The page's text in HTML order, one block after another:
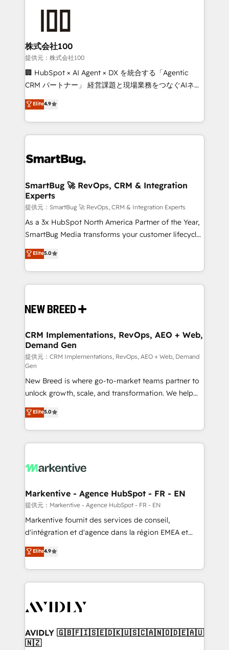
and build AI-powered workflows that drive adoption
from week one, in your time zone. What we do ➤
Onboarding: Live in weeks, with workflows built
around your business, not a template. ➤ Migration:
Move from any legacy CRM. Zero downtime, full data
run your revenue process. Sales, marketing, and
service wired together. ➤ AI and Integrations: Layer
tune-ups, feature rollouts, adoption coaching. Buying
HubSpot, switching to it, or reviving a stale portal?
We are built for the work.
株式会社100
提供元：株式会社100
🏢 HubSpot × AI Agent × DX を統合する「Agentic
CRM パートナー」 経営課題と現場業務をつなぐAIネイ
ティブ・エージェンシーとして、HubSpot Eliteの実装
力で顧客フロント業務を再設計します。 💡 100inc は何
をする会社か？ HubSpotを共通基盤に、AIエージェン
トを組み込んだ顧客フロント業務（マーケティング・営
ィブ・エージェンシーです。事業部・グループ会社・部
を、CRMを軸とした全社共通基盤に再構築します。意
思決定者・PMO・現場担当者に並走します。 1️⃣
HubSpot導入・活用支援 顧客データの一元化から、
GTMの見える化・自動化まで。全Hub統合運用、デー
タ品質設計、グループ横断のCRM統合に対応します。
の一部をAIが自律実行する組織への移行を設計・実装。
Breeze・Claude等をHubSpotと連携させ、役割定義・
革を、構想から実装・定着までPMOとして主導。「設
の統合・浸透・変革管理を実行します。 ▸ CMS戦略設
計・構築：リード獲得・CVR・SEOを前提にした情報設
計・導線設計・テンプレート設計をContent Hubで一体
提供。 ▸ 既存CRM・MAからの移行支援：Salesforce・
Marketo・Pardot等からの移行、カスタム設計、履歴
データ移行と活用設計まで。 ▸ AEO対応：ChatGPT・
ンツとサイト構造を最適化。 🏆 なぜ100incを選ぶの
か？ ✓ HubSpot Eliteパートナー認定 ✓ HubSpotアワ
ード受賞・HUGリーダー ✓ ISO27001:2022 /
HubSpot大百科 出版 CRM・AI活用に関するご相談、現
せください。
Elite4.9
SmartBug 🚀 RevOps, CRM & Integration
Experts
提供元：SmartBug 🚀 RevOps, CRM & Integration Experts
As a 3x HubSpot North America Partner of the Year,
SmartBug Media transforms your customer lifecycle
into a revenue engine. Our unified ecosystem
includes specialized divisions Globalia (AI &
Software) and Point Success Media (Paid Media),
making this the official home for all three brands. 🔄
and system integrations powered by Globalia’s
trainers to drive platform adoption. 📈 Revenue
Generation - Full-funnel marketing and high-
performance advertising via Point Success Media. -
Expert deployment of Breeze AI and custom agents
to automate growth. 🏆 Elite Excellence - 8 platform
accreditations and deep HIPAA-compliance
expertise. - A team of 250+ experts dedicated to
your resilient growth.
Elite5.0
CRM Implementations, RevOps, AEO + Web,
Demand Gen
提供元：CRM Implementations, RevOps, AEO + Web, Demand
Gen
New Breed is where go-to-market teams partner to
unlock growth, scale, and transformation. We help
companies activate HubSpot’s AI-powered
customer platform and operationalize HubSpot’s
Loop Marketing framework through expert-led
services, smart agents, and purpose-built apps,
results, fast. ⚙️CRM & RevOps: Align all Hubs to your
🎯Demand Gen & ABM: Drive pipeline with inbound,
ABM, AEO, SEO, & paid media. 👩‍💻Web Design:
Build high-performing websites with UX, messaging,
& conversion strategy that drive results. 🤖AI
AI, & maximize AEO with tailored AI services. 🧩
Integrations: Extend HubSpot with custom
Elite5.0
Markentive - Agence HubSpot - FR - EN
提供元：Markentive - Agence HubSpot - FR - EN
Markentive fournit des services de conseil,
d'intégration et d'agence dans la région EMEA et
North America. Avec plus de 115 experts en
marketing automation, Growth, Revops, CRM et
webdesign. Markentive is both a consulting firm, a
digital agency and an integrator. With over 115
CRM and webdesign (We focus on EMEA - USA
Elite4.9
AVIDLY 🇬🇧🇫🇮🇸🇪🇩🇰🇺🇸🇨🇦🇳🇴🇩🇪🇦🇺
🇳🇿